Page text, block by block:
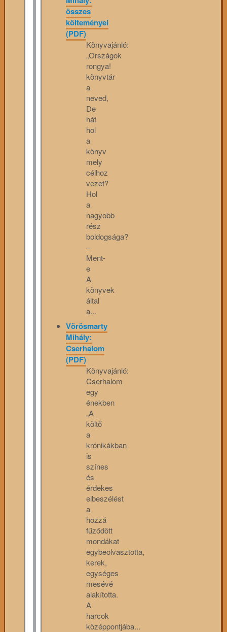
összes
költeményei
(PDF)
Könyvajánló:
„Országok
rongya!
könyvtár
a
neved,
De
hát
hol
a
könyv
mely
célhoz
vezet?
Hol
a
nagyobb
rész
boldogsága?
–
Ment-
e
A
könyvek
által
a...
Vörösmarty
Mihály:
Cserhalom
(PDF)
Könyvajánló:
Cserhalom
egy
énekben
„A
költő
a
krónikákban
is
színes
és
érdekes
elbeszélést
a
hozzá
fűződött
mondákat
egybeolvasztotta,
kerek,
egységes
mesévé
alakította.
A
harcok
középpontjába...